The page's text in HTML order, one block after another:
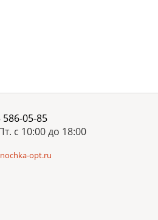
586-05-85
c 10:00 до 18:00
opt.ru